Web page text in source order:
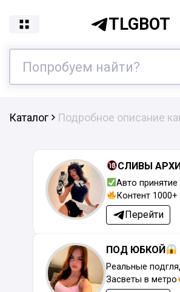
TLGBOT
Каталог Подробное описание
СЛИВЫ
Авто принятие
Контент
Перейти
ПОД ЮБКОЙ
Реальные
Засветы в метро